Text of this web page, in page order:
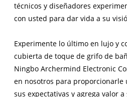
técnicos y diseñadores
con usted para dar vida a su
Experimente lo último en lujo y
cubierta de toque de grifo de
Ningbo Archermind Electronic
en nosotros para proporcionarle
sus expectativas y agrega valor a